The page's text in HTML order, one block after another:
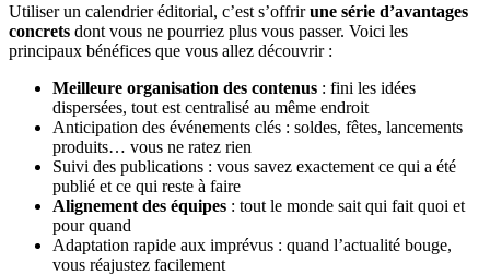
Utiliser un calendrier éditorial, c’est s’offrirune série d’avantages
concrets dont vous ne pourriez plus vous passer. Voici les
principaux bénéfices que vous allez découvrir :
Meilleure organisation des contenus : fini les idées
dispersées, tout est centralisé au même endroit
Anticipation des événements clés : soldes, fêtes, lancements
produits… vous ne ratez rien
Suivi des publications : vous savez exactement ce qui a été
publié et ce qui reste à faire
Alignement des équipes : tout le monde sait qui fait quoi et
pour quand
Adaptation rapide aux imprévus : quand l’actualité bouge,
vous réajustez facilement